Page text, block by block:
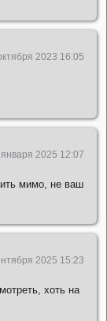
2023 16:05
2025 12:07
мимо, не ваш
2025 15:23
хоть на